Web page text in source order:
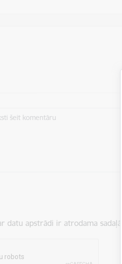
šeit komentāru
datu apstrādi ir atrodama sadaļā: